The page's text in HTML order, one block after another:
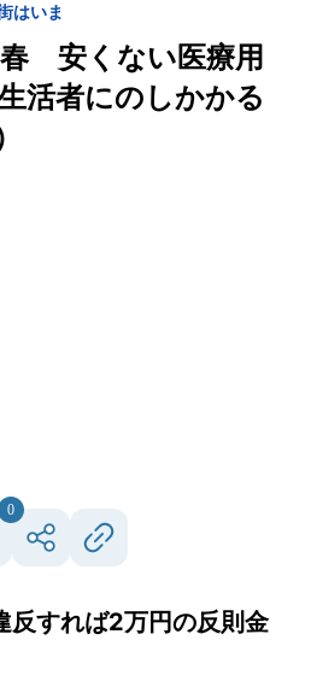
はいま
安くない医療用
活者にのしかかる
0
反すれば2万円の反則金